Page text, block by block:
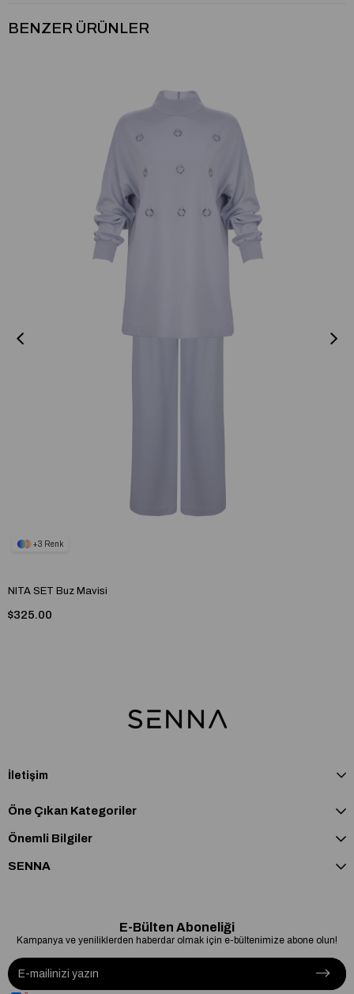
BENZER ÜRÜNLER
3
NITA SET Buz Mavisi
$325.00
İletişim
Öne Çıkan Kategoriler
Önemli Bilgiler
SENNA
E-Bülten Aboneliği
Kampanya ve yeniliklerden haberdar olmak için e-bültenimize abone olun!